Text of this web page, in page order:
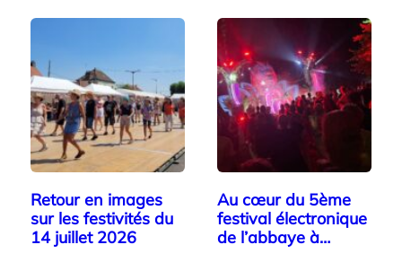
Retour en images
sur les festivités du
14 juillet 2026
Au cœur du 5ème
festival électronique
de l’abbaye à